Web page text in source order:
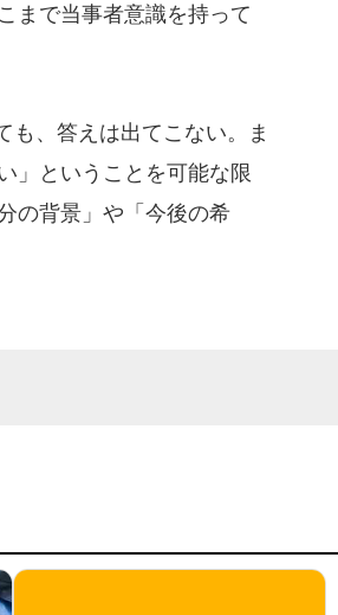
まで当事者意識を持って
、答えは出てこない。ま
」ということを可能な限
の背景」や「今後の希